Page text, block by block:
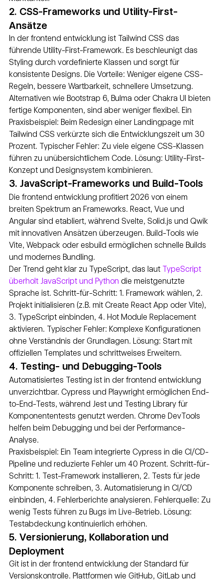
2. CSS-Frameworks und Utility-First-
Ansätze
In der frontend entwicklung ist Tailwind CSS das
führende Utility-First-Framework. Es beschleunigt das
Styling durch vordefinierte Klassen und sorgt für
konsistente Designs. Die Vorteile: Weniger eigene CSS-
Regeln, bessere Wartbarkeit, schnellere Umsetzung.
Alternativen wie Bootstrap 6, Bulma oder Chakra UI bieten
fertige Komponenten, sind aber weniger flexibel. Ein
Praxisbeispiel: Beim Redesign einer Landingpage mit
Tailwind CSS verkürzte sich die Entwicklungszeit um 30
Prozent. Typischer Fehler: Zu viele eigene CSS-Klassen
führen zu unübersichtlichem Code. Lösung: Utility-First-
Konzept und Designsystem kombinieren.
3. JavaScript-Frameworks und Build-Tools
Die frontend entwicklung profitiert 2026 von einem
breiten Spektrum an Frameworks. React, Vue und
Angular sind etabliert, während Svelte, Solid.js und Qwik
mit innovativen Ansätzen überzeugen. Build-Tools wie
Vite, Webpack oder esbuild ermöglichen schnelle Builds
und modernes Bundling.
Der Trend geht klar zu TypeScript, das laut TypeScript
überholt JavaScript und Python die meistgenutzte
Sprache ist. Schritt-für-Schritt: 1. Framework wählen, 2.
Projekt initialisieren (z.B. mit Create React App oder Vite),
3. TypeScript einbinden, 4. Hot Module Replacement
aktivieren. Typischer Fehler: Komplexe Konfigurationen
ohne Verständnis der Grundlagen. Lösung: Start mit
offiziellen Templates und schrittweises Erweitern.
4. Testing- und Debugging-Tools
Automatisiertes Testing ist in der frontend entwicklung
unverzichtbar. Cypress und Playwright ermöglichen End-
to-End-Tests, während Jest und Testing Library für
Komponententests genutzt werden. Chrome DevTools
helfen beim Debugging und bei der Performance-
Analyse.
Praxisbeispiel: Ein Team integrierte Cypress in die CI/CD-
Pipeline und reduzierte Fehler um 40 Prozent. Schritt-für-
Schritt: 1. Test-Framework installieren, 2. Tests für jede
Komponente schreiben, 3. Automatisierung in CI/CD
einbinden, 4. Fehlerberichte analysieren. Fehlerquelle: Zu
wenig Tests führen zu Bugs im Live-Betrieb. Lösung:
Testabdeckung kontinuierlich erhöhen.
5. Versionierung, Kollaboration und
Deployment
Git ist in der frontend entwicklung der Standard für
Versionskontrolle. Plattformen wie GitHub, GitLab und